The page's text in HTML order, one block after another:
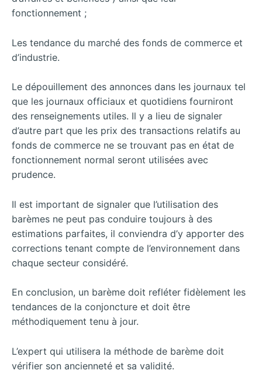
fonctionnement ;
Les tendance du marché des fonds de commerce et
d’industrie.
Le dépouillement des annonces dans les journaux tel
que les journaux officiaux et quotidiens fourniront
des renseignements utiles. Il y a lieu de signaler
d’autre part que les prix des transactions relatifs au
fonds de commerce ne se trouvant pas en état de
fonctionnement normal seront utilisées avec
prudence.
Il est important de signaler que l’utilisation des
barèmes ne peut pas conduire toujours à des
estimations parfaites, il conviendra d’y apporter des
corrections tenant compte de l’environnement dans
chaque secteur considéré.
En conclusion, un barème doit refléter fidèlement les
tendances de la conjoncture et doit être
méthodiquement tenu à jour.
L’expert qui utilisera la méthode de barème doit
vérifier son ancienneté et sa validité.